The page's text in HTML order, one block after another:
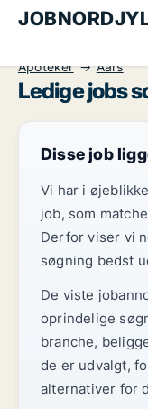
Apoteker
Aars
Ledige jobs
Disse job
Vi har i
job, som
Derfor viser vi
søgning bedst
De viste
oprindelige
branche,
de er udvalgt,
alternativer for